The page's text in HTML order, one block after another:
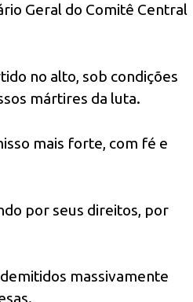
Geral do Comitê Central
no alto, sob condições
mártires da luta.
mais forte, com fé e
por seus direitos, por
massivamente